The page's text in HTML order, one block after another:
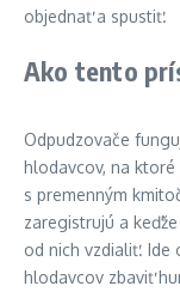
objednať a spustiť.
Ako tento
Odpudzovače
hlodavcov, na
s premenným
zaregistrujú a
od nich vzdialiť. Ide
hlodavcov zbaviť